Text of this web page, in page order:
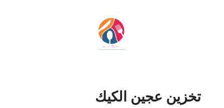
تخزين عجين الكيك